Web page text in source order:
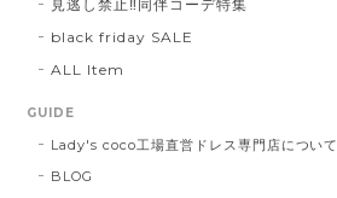
見逃し禁止‼同伴コーデ特集
black friday SALE
ALL Item
GUIDE
Lady's coco工場直営ドレス専門店について
BLOG